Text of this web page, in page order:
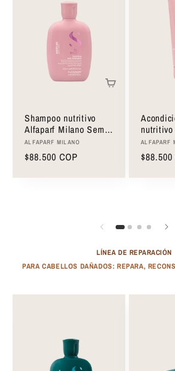
Shampoo nutritivo
Alfaparf Milano Semi
Di Lino Nutritive Low
Shampoo 250ml
Proveedor:
ALFAPARF MILANO
Precio
$88.500 COP
Milano
Nutritive
ALFAPARF
Precio
$88.500
LÍNEA DE REPARACIÓN
PARA CABELLOS DAÑADOS: REPARA,